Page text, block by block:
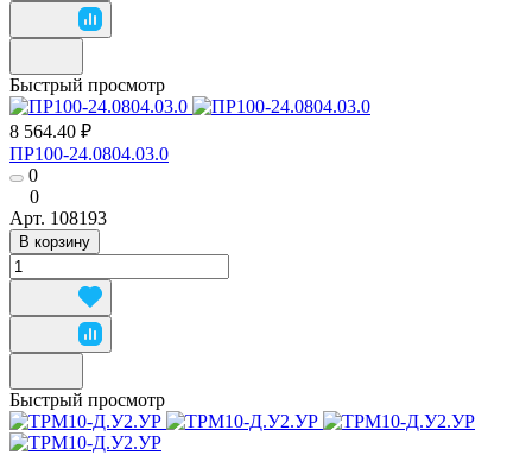
Быстрый просмотр
8 564.40 ₽
ПР100-24.0804.03.0
0
0
Арт. 108193
В корзину
Быстрый просмотр